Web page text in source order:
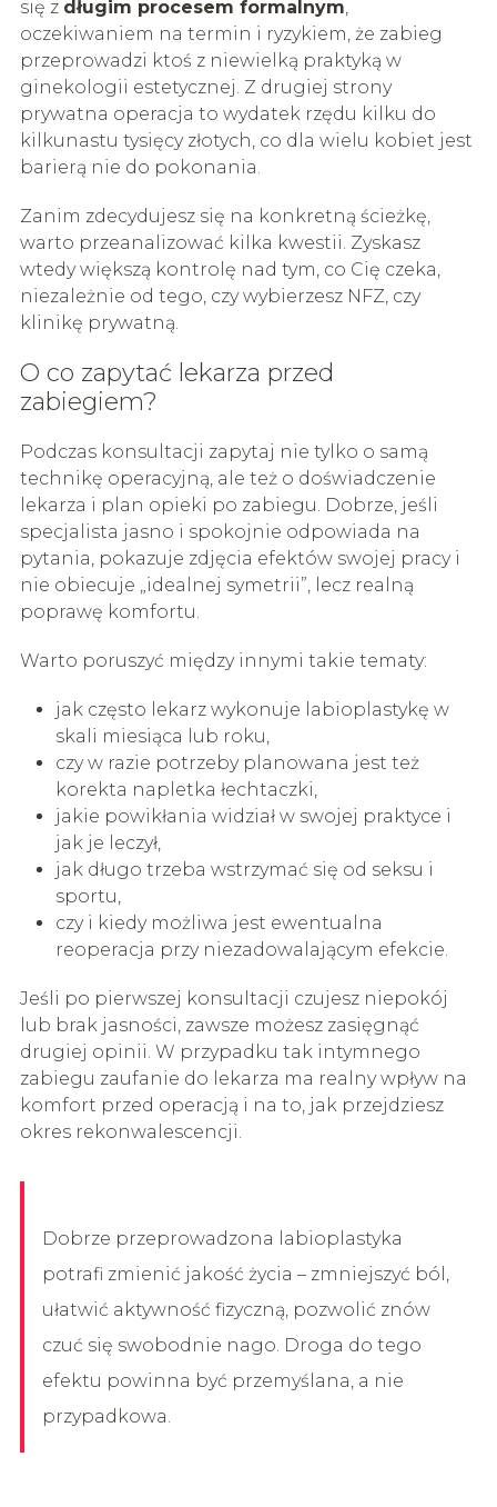
się z długim procesem formalnym,
oczekiwaniem na termin i ryzykiem, że zabieg
przeprowadzi ktoś z niewielką praktyką w
ginekologii estetycznej. Z drugiej strony
prywatna operacja to wydatek rzędu kilku do
kilkunastu tysięcy złotych, co dla wielu kobiet jest
barierą nie do pokonania.
Zanim zdecydujesz się na konkretną ścieżkę,
warto przeanalizować kilka kwestii. Zyskasz
wtedy większą kontrolę nad tym, co Cię czeka,
niezależnie od tego, czy wybierzesz NFZ, czy
klinikę prywatną.
O co zapytać lekarza przed
zabiegiem?
Podczas konsultacji zapytaj nie tylko o samą
technikę operacyjną, ale też o doświadczenie
lekarza i plan opieki po zabiegu. Dobrze, jeśli
specjalista jasno i spokojnie odpowiada na
pytania, pokazuje zdjęcia efektów swojej pracy i
nie obiecuje „idealnej symetrii”, lecz realną
poprawę komfortu.
Warto poruszyć między innymi takie tematy:
jak często lekarz wykonuje labioplastykę w
skali miesiąca lub roku,
czy w razie potrzeby planowana jest też
korekta napletka łechtaczki,
jakie powikłania widział w swojej praktyce i
jak je leczył,
jak długo trzeba wstrzymać się od seksu i
sportu,
czy i kiedy możliwa jest ewentualna
reoperacja przy niezadowalającym efekcie.
Jeśli po pierwszej konsultacji czujesz niepokój
lub brak jasności, zawsze możesz zasięgnąć
drugiej opinii. W przypadku tak intymnego
zabiegu zaufanie do lekarza ma realny wpływ na
komfort przed operacją i na to, jak przejdziesz
okres rekonwalescencji.
Dobrze przeprowadzona labioplastyka
potrafi zmienić jakość życia – zmniejszyć ból,
ułatwić aktywność fizyczną, pozwolić znów
czuć się swobodnie nago. Droga do tego
efektu powinna być przemyślana, a nie
przypadkowa.